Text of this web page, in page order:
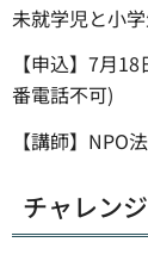
未就学児と小
【申込】7月
番電話不可)
【講師】NPO
チャレン